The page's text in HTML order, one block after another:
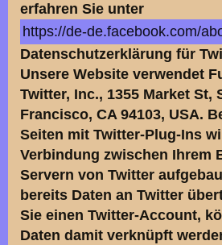
erfahren Sie unter
https://de-de.facebook.com/
Datenschutzerklärung für
Unsere Website verwendet
Twitter, Inc., 1355 Market St,
Francisco, CA 94103, USA.
Seiten mit Twitter-Plug-Ins
Verbindung zwischen Ihrem
Servern von Twitter
bereits Daten an Twitter
Sie einen Twitter-Account,
Daten damit verknüpft